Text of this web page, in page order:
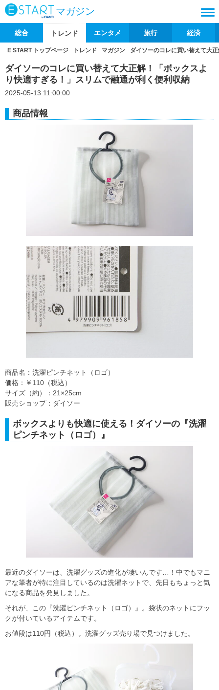
マガジン
総合 トレンド エンタメ 旅行 経済
E START トップページ トレンド マガジン ダイソーのコレに買い替えて大
ダイソーのコレに買い替えて大正解！「ボックスよ
り快適すぎる！」スリムで融通が利く便利収納
2025-05-13 11:00:00
商品情報
商品名：洗濯ピンチネット（ロゴ）
価格：￥110（税込）
サイズ（約）：21×25cm
販売ショップ：ダイソー
ボックスよりも快適に使える！ダイソーの『洗濯
ピンチネット（ロゴ）』
最近のダイソーは、洗濯グッズの進化が凄いんです…！中でもマニ
アな筆者が特に注目しているのは洗濯ネットで、先日もちょっと気
になる商品を発見しました。
それが、この『洗濯ピンチネット（ロゴ）』。袋状のネットにフッ
クが付いているアイテムです。
お値段は110円（税込）。洗濯グッズ売り場で見つけました。